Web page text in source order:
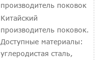
производитель поковок
Китайский
производитель поковок.
Доступные материалы:
углеродистая сталь,